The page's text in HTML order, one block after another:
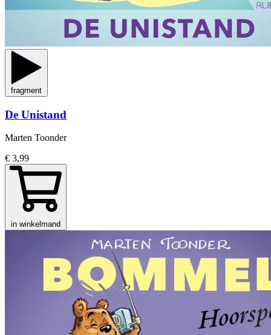
fragment
De Unistand
Marten Toonder
€ 3,99
in winkelmand